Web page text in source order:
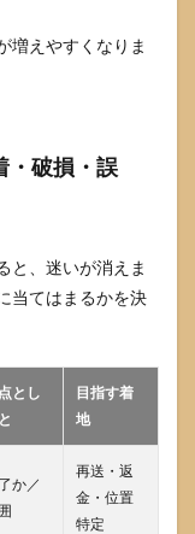
増えやすくなりま
・破損・誤
と、迷いが消えま
当てはまるかを決
とし
目指す着
地
か／
再送・返
金・位置
特定